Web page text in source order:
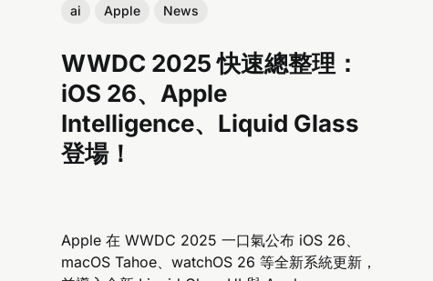
ai Apple News
WWDC 2025 快速總整理：
iOS 26、Apple
Intelligence、Liquid Glass
登場！
Apple 在 WWDC 2025 一口氣公布 iOS 26、
macOS Tahoe、watchOS 26 等全新系統更新，